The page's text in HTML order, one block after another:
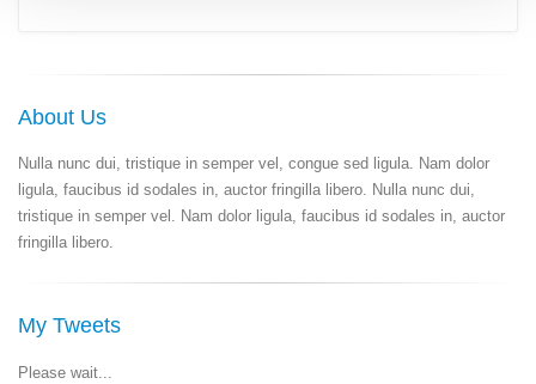
Partner führen diese Informationen möglicherweise mit
haben oder die sie im Rahmen Ihrer Nutzung der Dienste
gesammelt haben.
About Us
Nulla nunc dui, tristique in semper vel, congue sed ligula. Nam dolor
ligula, faucibus id sodales in, auctor fringilla libero. Nulla nunc dui,
tristique in semper vel. Nam dolor ligula, faucibus id sodales in, auctor
fringilla libero.
My Tweets
Please wait...